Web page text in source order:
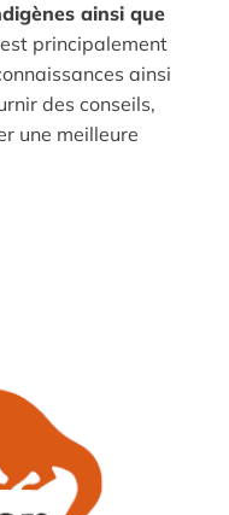
ainsi que
principalement
ainsi
des conseils,
une meilleure